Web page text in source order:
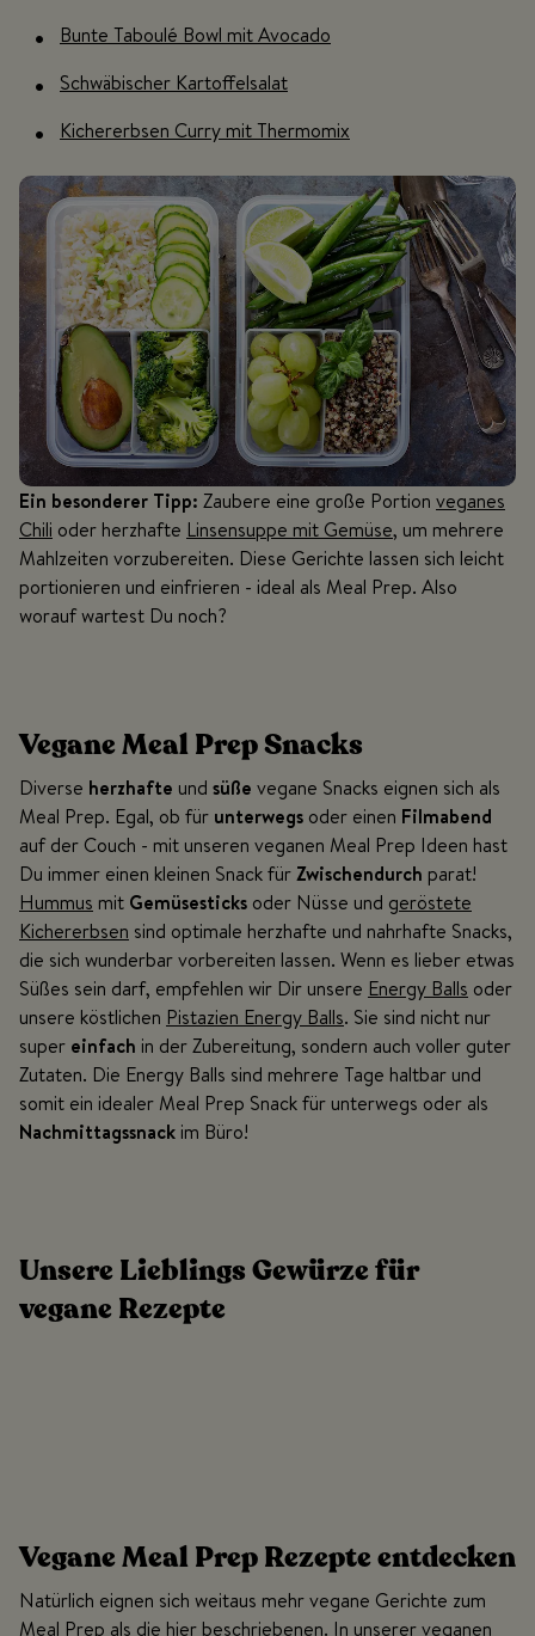
Bunte Taboulé Bowl mit Avocado
Schwäbischer Kartoffelsalat
Kichererbsen Curry mit Thermomix
Ein besonderer Tipp: Zaubere eine große Portion veganes
Chili oder herzhafte Linsensuppe mit Gemüse, um mehrere
Mahlzeiten vorzubereiten. Diese Gerichte lassen sich leicht
portionieren und einfrieren - ideal als Meal Prep. Also
worauf wartest Du noch?
Vegane Meal Prep Snacks
Diverse herzhafte und süße vegane Snacks eignen sich als
Meal Prep. Egal, ob für unterwegs oder einen Filmabend
auf der Couch - mit unseren veganen Meal Prep Ideen hast
Du immer einen kleinen Snack fürZwischendurch parat!
Hummus mit Gemüsesticks oder Nüsse und geröstete
Kichererbsen sind optimale herzhafte und nahrhafte Snacks,
die sich wunderbar vorbereiten lassen. Wenn es lieber etwas
Süßes sein darf, empfehlen wir Dir unsere Energy Balls oder
unsere köstlichen Pistazien Energy Balls. Sie sind nicht nur
super einfach in der Zubereitung, sondern auch voller guter
Zutaten. Die Energy Balls sind mehrere Tage haltbar und
somit ein idealer Meal Prep Snack für unterwegs oder als
Nachmittagssnack im Büro!
Unsere Lieblings Gewürze für
vegane Rezepte
Vegane Meal Prep Rezepte entdecken
Natürlich eignen sich weitaus mehr vegane Gerichte zum
Meal Prep als die hier beschriebenen. In unsererveganen